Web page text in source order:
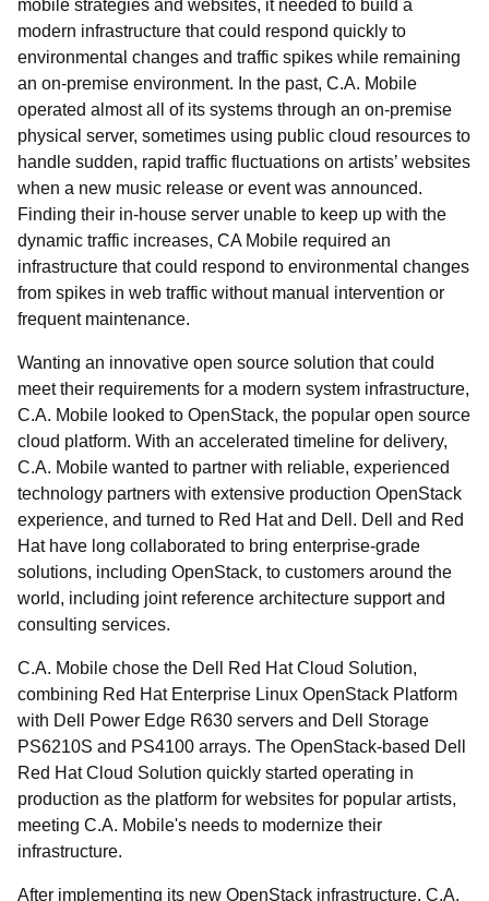
mobile strategies and websites, it needed to build a
modern infrastructure that could respond quickly to
environmental changes and traffic spikes while remaining
an on-premise environment. In the past, C.A. Mobile
operated almost all of its systems through an on-premise
physical server, sometimes using public cloud resources to
handle sudden, rapid traffic fluctuations on artists’ websites
when a new music release or event was announced.
Finding their in-house server unable to keep up with the
dynamic traffic increases, CA Mobile required an
infrastructure that could respond to environmental changes
from spikes in web traffic without manual intervention or
frequent maintenance.
Wanting an innovative open source solution that could
meet their requirements for a modern system infrastructure,
C.A. Mobile looked to OpenStack, the popular open source
cloud platform. With an accelerated timeline for delivery,
C.A. Mobile wanted to partner with reliable, experienced
technology partners with extensive production OpenStack
experience, and turned to Red Hat and Dell. Dell and Red
Hat have long collaborated to bring enterprise-grade
solutions, including OpenStack, to customers around the
world, including joint reference architecture support and
consulting services.
C.A. Mobile chose the Dell Red Hat Cloud Solution,
combining Red Hat Enterprise Linux OpenStack Platform
with Dell Power Edge R630 servers and Dell Storage
PS6210S and PS4100 arrays. The OpenStack-based Dell
Red Hat Cloud Solution quickly started operating in
production as the platform for websites for popular artists,
meeting C.A. Mobile's needs to modernize their
infrastructure.
After implementing its new OpenStack infrastructure, C.A.